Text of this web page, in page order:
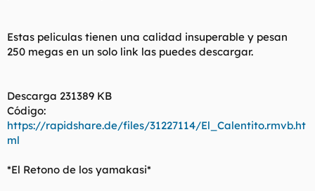
Estas peliculas tienen una calidad insuperable y pesan
250 megas en un solo link las puedes descargar.
Descarga 231389 KB
Código:
https://rapidshare.de/files/31227114/El_Calentito.rmvb.ht
ml
*El Retono de los yamakasi*